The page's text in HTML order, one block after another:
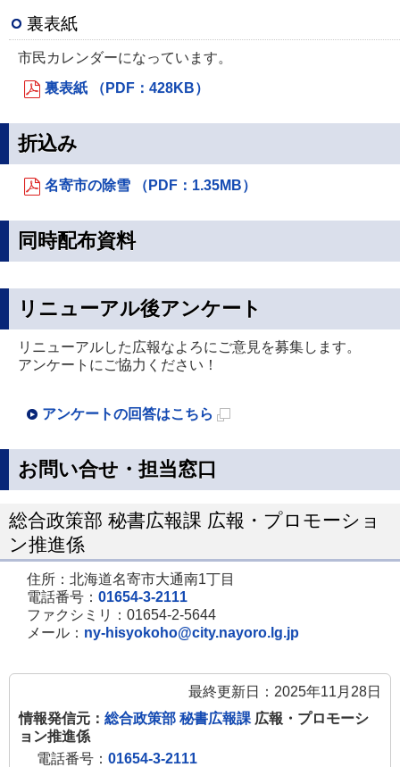
裏表紙
市民カレンダーになっています。
裏表紙 （PDF：428KB）
折込み
名寄市の除雪 （PDF：1.35MB）
同時配布資料
リニューアル後アンケート
リニューアルした広報なよろにご意見を募集します。
アンケートにご協力ください！
アンケートの回答はこちら
ー
で
開
ま
お問い合せ・担当窓口
総合政策部 秘書広報課 広報・プロモーショ
ン推進係
住所：北海道名寄市大通南1丁目
電話番号： 01654-3-2111
ファクシミリ：01654-2-5644
メール： ny-hisyokoho@city.nayoro.lg.jp
最終更新日：2025年11月28日
情報発信元： 総合政策部 秘書広報課 広報・プロモーシ
ョン推進係
電話番号： 01654-3-2111